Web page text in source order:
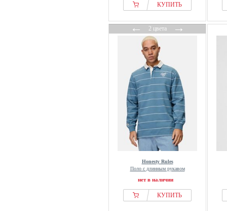
КУПИТЬ
←2 цвета→
Honesty Rules
Поло с длинным рукавом
нет в наличии
КУПИТЬ